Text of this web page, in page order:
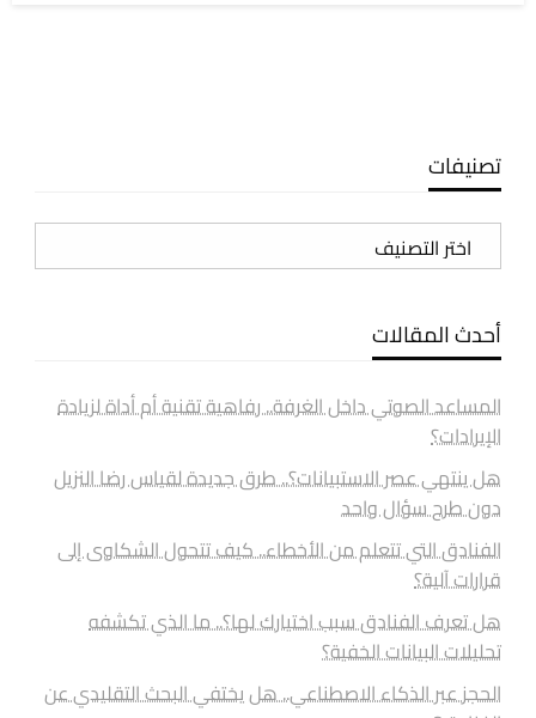
تصنيفات
تصنيفات
أحدث المقالات
المساعد الصوتي داخل الغرفة.. رفاهية تقنية أم أداة لزيادة
الإيرادات؟
هل ينتهي عصر الاستبيانات؟.. طرق جديدة لقياس رضا النزيل
دون طرح سؤال واحد
الفنادق التي تتعلم من الأخطاء.. كيف تتحول الشكاوى إلى
قرارات آلية؟
هل تعرف الفنادق سبب اختيارك لها؟.. ما الذي تكشفه
تحليلات البيانات الخفية؟
الحجز عبر الذكاء الاصطناعي.. هل يختفي البحث التقليدي عن